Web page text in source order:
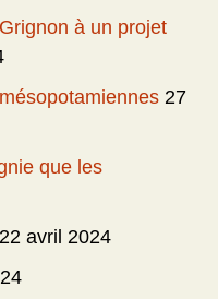
à un projet
27
que les
22 avril 2024